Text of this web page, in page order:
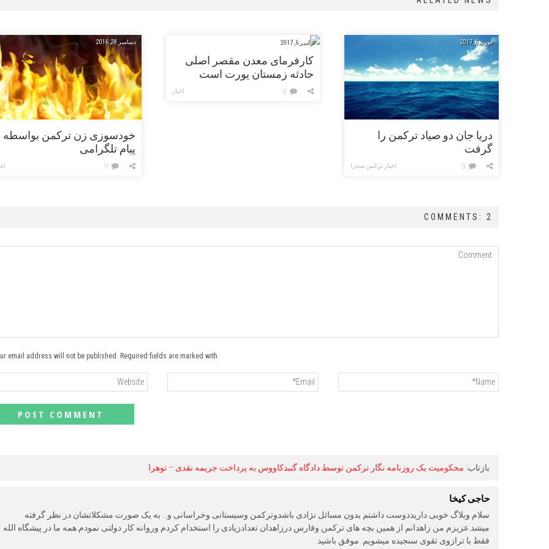
فوریه 6, 2017
دریا جان دو صیاد ترکمن را
گرفت
اخبار ترکمن صحرا 0
نوامبر 6, 2017
کارفرمای معدن مقصر اصلی
حادثه زمستان یورت است
اخبار 0
دسامبر 28, 2016
خودسوزی زن ترکمن بواسطه
پیام تلگرامی
0
COMMENTS: 2
email address will not be published. Required fields are marked with *
بازتاب: محکومیت یک روزنامه نگار ترکمن توسط دادگاه گنبدکاووس به پرداخت جریمه نقدی – توهرا
حاجی کیخا
سلام.وبلاگ خوبی داریددوست داشتم بدون مسائل نژادی باشدوترکمن وسیستانی وخراسانی و… به یک صورت مشکلاتشان در نظر گرفته
میشد.عزیزم من زاهدانم از همین بچه های ترکمن وفارس درزاهدان تعدادزیادی را استخدام کردم وروانه کار دولتی نمودم.همه ما در پیشگاه الله
فقط با ترازوی تقوی سنجیده میشویم. موفق باشید